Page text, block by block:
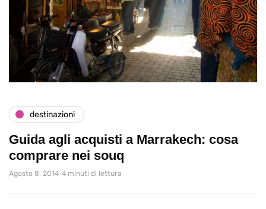
destinazioni
Guida agli acquisti a Marrakech: cosa
comprare nei souq
Agosto 8, 2014 4 minuti di lettura